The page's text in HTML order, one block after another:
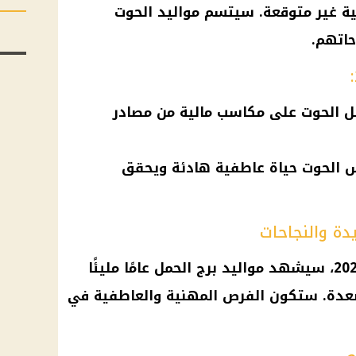
غير متوقعة. سيتسم مواليد الحوت
الحوت على مكاسب مالية من مصادر
الحوت حياة عاطفية هادئة ويحقق
مواليد برج الحمل عامًا مليئًا
ستكون الفرص المهنية والعاطفية في